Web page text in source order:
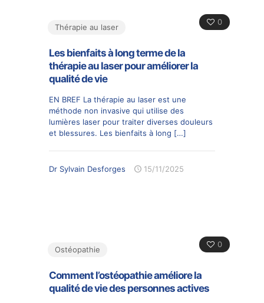
0
Thérapie au laser
Les bienfaits à long terme de la
thérapie au laser pour améliorer la
qualité de vie
EN BREF La thérapie au laser est une
méthode non invasive qui utilise des
lumières laser pour traiter diverses douleurs
et blessures. Les bienfaits à long […]
Dr Sylvain Desforges 15/11/2025
0
Ostéopathie
Comment l’ostéopathie améliore la
qualité de vie des personnes actives